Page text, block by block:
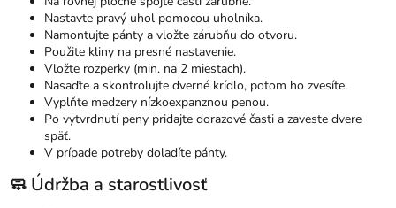
Nastavte pravý uhol pomocou uholníka.
Namontujte pánty a vložte zárubňu do otvoru.
Použite kliny na presné nastavenie.
Vložte rozperky (min. na 2 miestach).
Nasaďte a skontrolujte dverné krídlo, potom ho zvesíte.
Vyplňte medzery nízkoexpanznou penou.
Po vytvrdnutí peny pridajte dorazové časti a zaveste dvere
späť.
V prípade potreby doladíte pánty.
🧼 Údržba a starostlivosť